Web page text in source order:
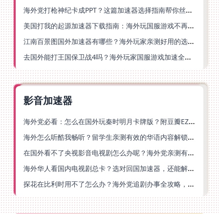
海外党打枪神纪卡成PPT？这篇加速器选择指南帮你丝滑上分
美国打我的起源加速器下载指南：海外玩国服游戏不再卡的终极方案
江南百景图国外加速器有哪些？海外玩家亲测好用的选择与避坑指南
去国外能打王国保卫战4吗？海外玩家国服游戏加速全攻略（附公主连结幻想江湖实测）
影音加速器
海外党必看：怎么在国外玩秦时明月卡牌版？附豆瓣EZCast地区限制破解法
海外怎么听酷我畅听？留学生亲测有效的华语内容解锁指南
在国外看不了央视影音电视剧怎么办呢？海外党亲测有效的回国加速方案
海外华人看国内电视剧总卡？选对回国加速器，还能解决菲律宾打不开反诈中心的问题
探花在比利时用不了怎么办？海外党追剧办事全攻略，选对加速器就够了